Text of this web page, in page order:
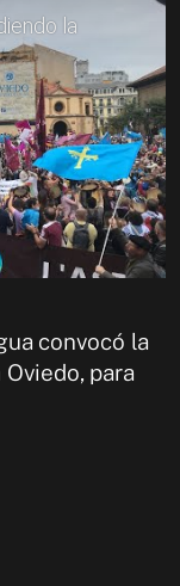
la
convocó la
para